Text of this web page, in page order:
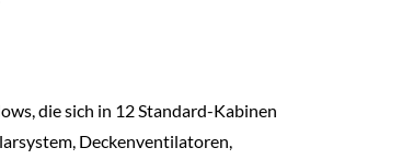
die sich in 12 Standard-Kabinen
Deckenventilatoren,